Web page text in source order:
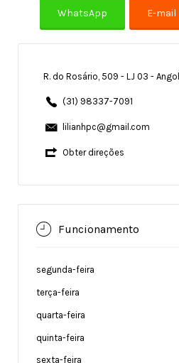
R. do Rosário, 509 - LJ 03 -
(31) 98337-7091
lilianhpc@gmail.com
Obter direções
Funcionamento
segunda-feira
terça-feira
quarta-feira
quinta-feira
sexta-feira